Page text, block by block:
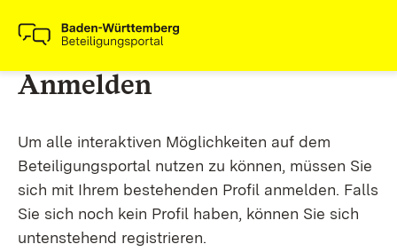
Anmelden
Um alle interaktiven Möglichkeiten auf dem
Beteiligungsportal nutzen zu können, müssen Sie
sich mit Ihrem bestehenden Profil anmelden. Falls
Sie sich noch kein Profil haben, können Sie sich
untenstehend registrieren.